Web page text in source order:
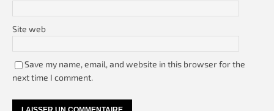
Site web
Save my name, email, and website in this browser for the
next time I comment.